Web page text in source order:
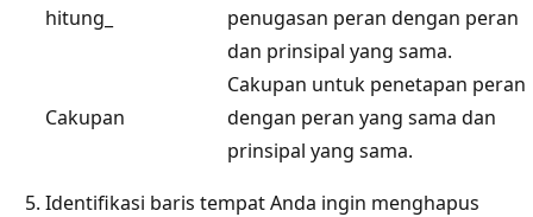
hitung_
penugasan peran dengan peran
dan prinsipal yang sama.
Cakupan
Cakupan untuk penetapan peran
dengan peran yang sama dan
prinsipal yang sama.
Identifikasi baris tempat Anda ingin menghapus